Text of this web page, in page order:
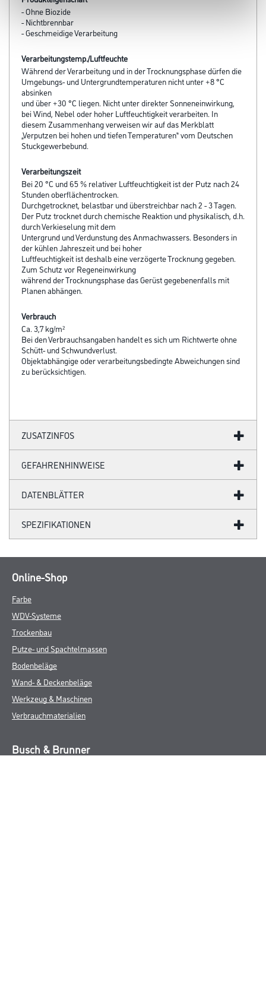
- Ohne Biozide
- Nichtbrennbar
- Geschmeidige Verarbeitung
Verarbeitungstemp./Luftfeuchte
Während der Verarbeitung und in der Trocknungsphase dürfen die
Umgebungs- und Untergrundtemperaturen nicht unter +8 °C
absinken
und über +30 °C liegen. Nicht unter direkter Sonneneinwirkung,
bei Wind, Nebel oder hoher Luftfeuchtigkeit verarbeiten. In
diesem Zusammenhang verweisen wir auf das Merkblatt
„Verputzen bei hohen und tiefen Temperaturen“ vom Deutschen
Stuckgewerbebund.
Verarbeitungszeit
Bei 20 °C und 65 % relativer Luftfeuchtigkeit ist der Putz nach 24
Stunden oberflächentrocken.
Durchgetrocknet, belastbar und überstreichbar nach 2 - 3 Tagen.
Der Putz trocknet durch chemische Reaktion und physikalisch, d.h.
durch Verkieselung mit dem
Untergrund und Verdunstung des Anmachwassers. Besonders in
der kühlen Jahreszeit und bei hoher
Luftfeuchtigkeit ist deshalb eine verzögerte Trocknung gegeben.
Zum Schutz vor Regeneinwirkung
während der Trocknungsphase das Gerüst gegebenenfalls mit
Planen abhängen.
Verbrauch
Ca. 3,7 kg/m²
Bei den Verbrauchsangaben handelt es sich um Richtwerte ohne
Schütt- und Schwundverlust.
Objektabhängige oder verarbeitungsbedingte Abweichungen sind
zu berücksichtigen.
ZUSATZINFOS
GEFAHRENHINWEISE
DATENBLÄTTER
SPEZIFIKATIONEN
Online-Shop
Farbe
WDV-Systeme
Trockenbau
Putze- und Spachtelmassen
Bodenbeläge
Wand- & Deckenbeläge
Werkzeug & Maschinen
Verbrauchmaterialien
Busch & Brunner